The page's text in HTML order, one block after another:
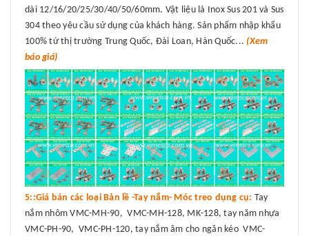
dài 12/16/20/25/30/40/50/60mm. Vật liệu là Inox Sus 201 và Sus
304 theo yêu cầu sử dụng của khách hàng. Sản phẩm nhập khẩu
100% từ thị trường Trung Quốc, Đài Loan, Hàn Quốc... (Xem
báo giá)
5::Giá bán các loại Bản lề -Tay nắm- Móc treo dụng cụ: Tay
nắm nhôm VMC-MH-90, VMC-MH-128, MK-128, tay năm nhựa
VMC-PH-90, VMC-PH-120, tay nắm âm cho ngăn kéo VMC-